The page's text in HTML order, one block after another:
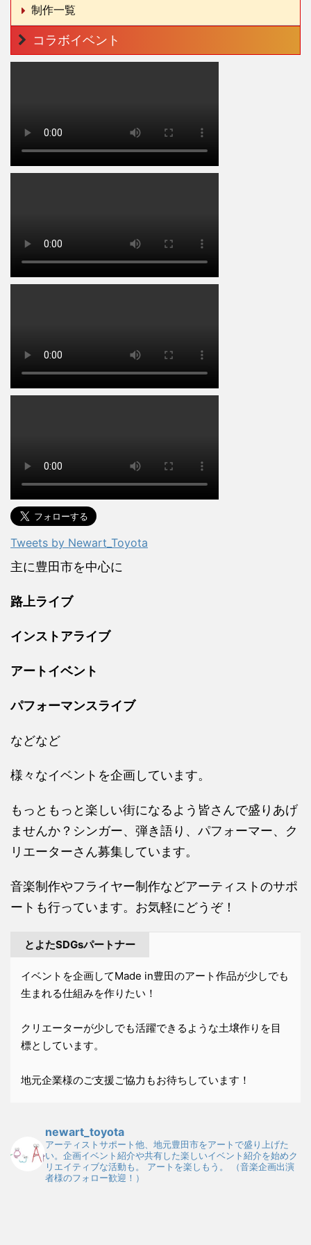
制作一覧
コラボイベント
Tweets by Newart_Toyota
主に豊田市を中心に
路上ライブ
インストアライブ
アートイベント
パフォーマンスライブ
などなど
様々なイベントを企画しています。
もっともっと楽しい街になるよう皆さんで盛りあげ
ませんか？シンガー、弾き語り、パフォーマー、ク
リエーターさん募集しています。
音楽制作やフライヤー制作などアーティストのサポ
ートも行っています。お気軽にどうぞ！
とよたSDGsパートナー
イベントを企画してMade in豊田のアート作品が少しでも
生まれる仕組みを作りたい！
クリエーターが少しでも活躍できるような土壌作りを目
標としています。
地元企業様のご支援ご協力もお待ちしています！
newart_toyota
アーティストサポート他、地元豊田市をアートで盛り上げた
い。企画イベント紹介や共有した楽しいイベント紹介を始めク
リエイティブな活動も。
アートを楽しもう。
（音楽企画出演
者様のフォロー歓迎！）